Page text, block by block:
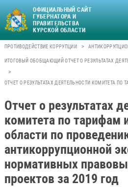
ОФИЦИАЛЬНЫЙ САЙТ
ГУБЕРНАТОРА И
ПРАВИТЕЛЬСТВА
КУРСКОЙ ОБЛАСТИ
ПРОТИВОДЕЙСТВИЕ КОРРУПЦИИ >
ИТОГОВЫЙ ОБОБЩАЮЩИЙ ОТЧЕТ О РЕЗУЛЬТАТАХ
>
ОТЧЕТ О РЕЗУЛЬТАТАХ ДЕЯТЕЛЬНОСТИ КОМИТЕТА
Отчет о результатах
комитета по тарифам
области по
антикоррупционной
нормативных
проектов за 2019 год